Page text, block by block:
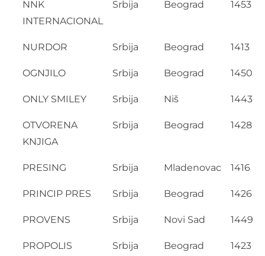
NNK
INTERNACIONAL
Srbija Beograd 1453
NURDOR Srbija Beograd 1413
OGNJILO Srbija Beograd 1450
ONLY SMILEY Srbija Niš 1443
OTVORENA
KNJIGA
Srbija Beograd 1428
PRESING Srbija Mladenovac 1416
PRINCIP PRES Srbija Beograd 1426
PROVENS Srbija Novi Sad 1449
PROPOLIS
Srbija Beograd 1423